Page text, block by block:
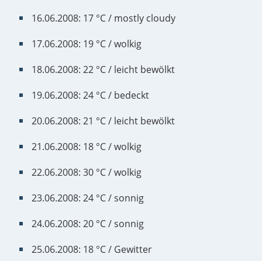
16.06.2008: 17 °C / mostly cloudy
17.06.2008: 19 °C / wolkig
18.06.2008: 22 °C / leicht bewölkt
19.06.2008: 24 °C / bedeckt
20.06.2008: 21 °C / leicht bewölkt
21.06.2008: 18 °C / wolkig
22.06.2008: 30 °C / wolkig
23.06.2008: 24 °C / sonnig
24.06.2008: 20 °C / sonnig
25.06.2008: 18 °C / Gewitter